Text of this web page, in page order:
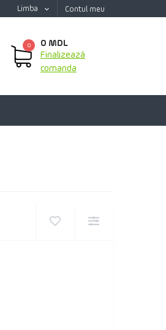
Limba Contul meu
0
0 MDL
Finalizează
comanda